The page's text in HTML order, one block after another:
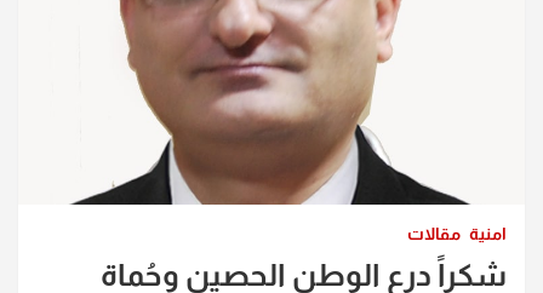
امنية مقالات
شكراً درع الوطن الحصين وحُماة